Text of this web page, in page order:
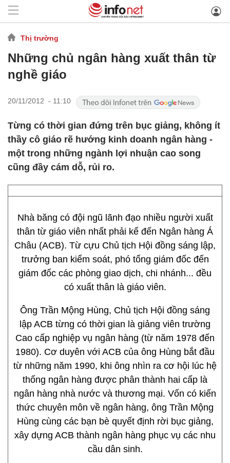
Thị trường
Những chủ ngân hàng xuất thân từ
nghề giáo
20/11/2012 - 11:10
Từng có thời gian đứng trên bục giảng, không ít
thầy cô giáo rẽ hướng kinh doanh ngân hàng -
một trong những ngành lợi nhuận cao song
cũng đầy cám dỗ, rủi ro.
Nhà băng có đội ngũ lãnh đạo nhiều người xuất
thân từ giáo viên nhất phải kể đến Ngân hàng Á
Châu (ACB). Từ cựu Chủ tịch Hội đồng sáng lập,
trưởng ban kiểm soát, phó tổng giám đốc đến
giám đốc các phòng giao dịch, chi nhánh... đều
có xuất thân là giáo viên.
Ông Trần Mộng Hùng, Chủ tịch Hội đồng sáng
lập ACB từng có thời gian là giảng viên trường
Cao cấp nghiệp vụ ngân hàng (từ năm 1978 đến
1980). Cơ duyên với ACB của ông Hùng bắt đầu
từ những năm 1990, khi ông nhìn ra cơ hội lúc hệ
thống ngân hàng được phân thành hai cấp là
ngân hàng nhà nước và thương mại. Vốn có kiến
thức chuyên môn về ngân hàng, ông Trần Mộng
Hùng cùng các bạn bè quyết định rời bục giảng,
xây dựng ACB thành ngân hàng phục vụ các nhu
cầu dân sinh.